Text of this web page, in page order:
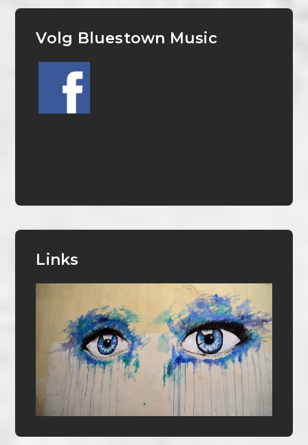
Volg Bluestown Music
Links